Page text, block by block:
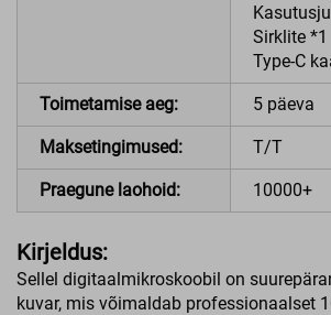
Sirklite *1
Type-C
Toimetamise aeg: 5 päeva
Maksetingimused: T/T
Praegune laohoid: 10000+
Kirjeldus:
Sellel digitaalmikroskoobil on
kuvar, mis võimaldab professionaalset